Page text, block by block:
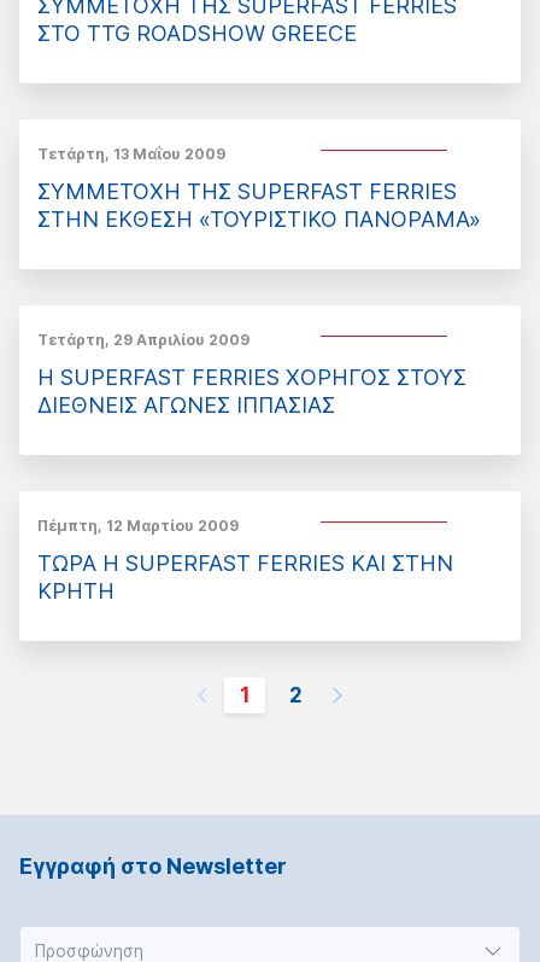
ΣΥΜΜΕΤΟΧΗ ΤΗΣ SUPERFAST FERRIES
ΣΤΟ TTG ROADSHOW GREECE
Τετάρτη, 13 Μαΐου 2009
ΣΥΜΜΕΤΟΧΗ ΤΗΣ SUPERFAST FERRIES
ΣΤΗΝ ΕΚΘΕΣΗ «ΤΟΥΡΙΣΤΙΚΟ ΠΑΝΟΡΑΜΑ»
Τετάρτη, 29 Απριλίου 2009
Η SUPERFAST FERRIES ΧΟΡΗΓΟΣ ΣΤΟΥΣ
ΔΙΕΘΝΕΙΣ ΑΓΩΝΕΣ ΙΠΠΑΣΙΑΣ
Πέμπτη, 12 Μαρτίου 2009
ΤΩΡΑ Η SUPERFAST FERRIES ΚΑΙ ΣΤΗΝ
ΚΡΗΤΗ
1 2
Εγγραφή στο Νewsletter
Προσφώνηση